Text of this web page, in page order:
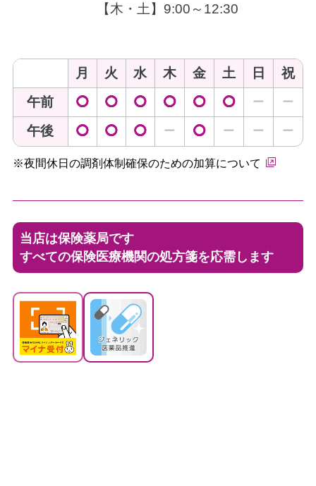
【木・土】9:00～12:30
月 火 水 木 金 土 日
祝
午前
◯ ◯ ◯ ◯ ◯ ◯ ー ー
午後 ◯ ◯ ◯ ー ◯ ー ー ー
※夜間休日の調剤体制確保のための加算について
当店は保険薬局です
すべての保険医療機関の処方箋を応需します